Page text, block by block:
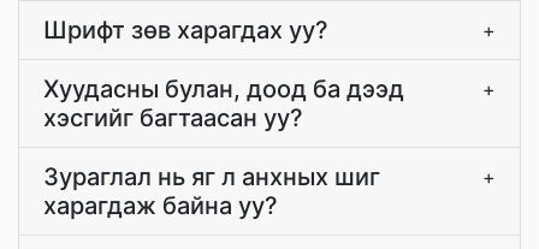
Шрифт зөв харагдах уу? +
Хуудасны булан, доод ба дээд
хэсгийг багтаасан уу?
+
Зураглал нь яг л анхных шиг
харагдаж байна уу?
+